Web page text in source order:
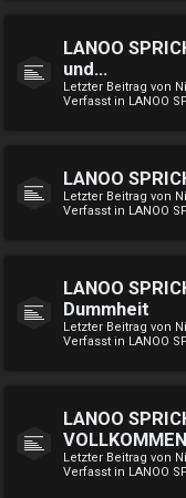
LANOO
und...
Letzter Beitrag von
Verfasst in LANOO
LANOO
Letzter Beitrag von
Verfasst in LANOO
LANOO
Dummheit
Letzter Beitrag von
Verfasst in LANOO
LANOO
Letzter Beitrag von
Verfasst in LANOO